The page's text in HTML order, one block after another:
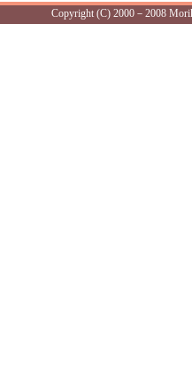
Copyright (C) 2000－2008